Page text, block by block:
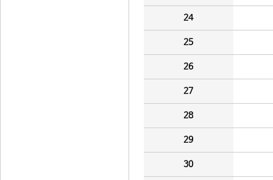
24
25
26
27
28
29
30